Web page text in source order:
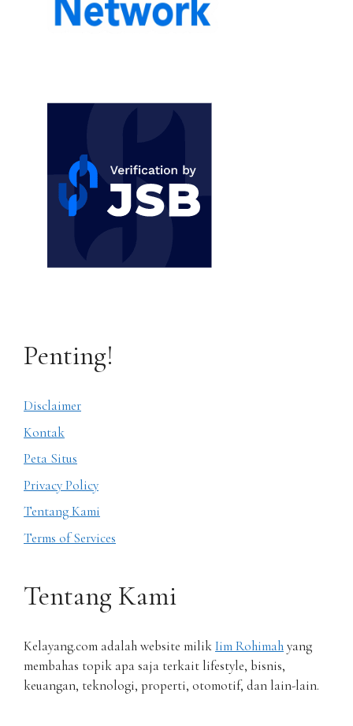
Penting!
Disclaimer
Kontak
Peta Situs
Privacy Policy
Tentang Kami
Terms of Services
Tentang Kami
Kelayang.com adalah website milikIim Rohimahyang
membahas topik apa saja terkait lifestyle, bisnis,
keuangan, teknologi, properti, otomotif, dan lain-lain.